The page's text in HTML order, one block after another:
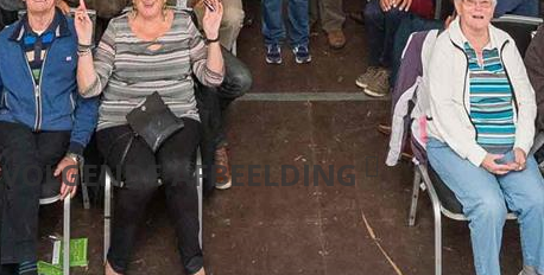
VOLGENDE AFBEELDING